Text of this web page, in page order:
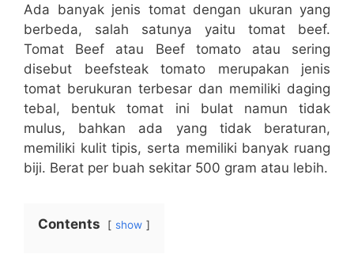
Ada banyak jenis tomat dengan ukuran yang
berbeda, salah satunya yaitu tomat beef.
Tomat Beef atau Beef tomato atau sering
disebut beefsteak tomato merupakan jenis
tomat berukuran terbesar dan memiliki daging
tebal, bentuk tomat ini bulat namun tidak
mulus, bahkan ada yang tidak beraturan,
memiliki kulit tipis, serta memiliki banyak ruang
biji. Berat per buah sekitar 500 gram atau lebih.
Contents show